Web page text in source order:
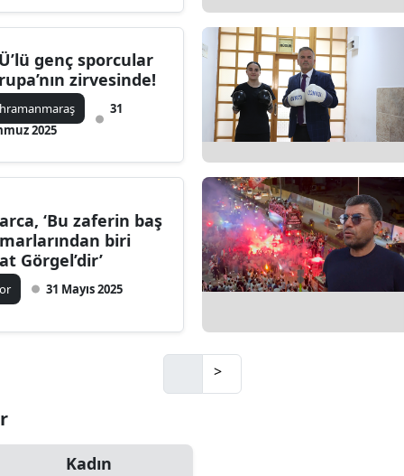
Erzurum
Eskişehir
Gaziantep
Gümüşhane
genç sporcular
zirvesinde!
31
2025
‘Bu zaferin baş
biri
Görgel’dir’
31 Mayıs 2025
>
Kadın